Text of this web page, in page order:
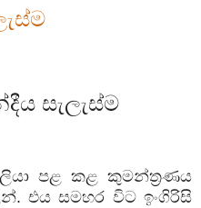
සැලැස්ම
ලියා පළ කළ කුමන්ත්‍රණය
.එය සමහර විට ඉංගිරිසි